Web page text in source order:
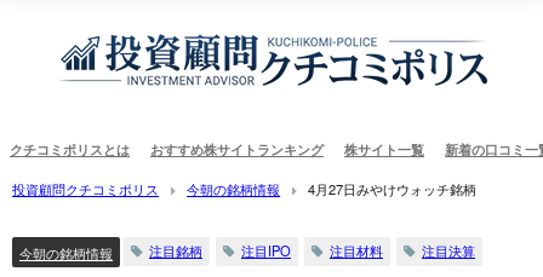
クチコミポリスとは おすすめ株サイトランキング 株サイト一覧 新着の口コミ一
投資顧問クチコミポリス 今朝の銘柄情報 4月27日みやけウォッチ銘柄
今朝の銘柄情報 注目銘柄 注目IPO 注目材料 注目決算